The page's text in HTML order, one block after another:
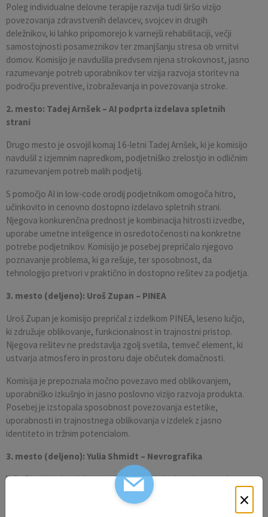
Poleg individualne delovne terapije razvija tudi širšo vizijo
povezovanja zdravstvenih delavcev, svojcev in drugih
deležnikov, ki lahko pripomorejo k varnejši rehabilitaciji, večji
samostojnosti posameznikov ter zmanjšanju stresa ob vrnitvi
domov. Komisijo je navdušila predvsem njena strokovnost, jasno
razumevanje potreb uporabnikov ter vizija razvoja storitev na
področju preventive, izobraževanja in povezovanja stroke.
2. mesto: Tadej Arnšek – AI podprta izdelava spletnih
strani
Drugo mesto je osvojil komaj 16-letni Tadej Arnšek, ki je komisijo
navdušil z izjemnim napredkom, podjetniško zrelostjo in odličnim
razumevanjem potreb malih podjetij.
S pomočjo AI in low-code orodij podjetnikom omogoča hitro,
učinkovito in cenovno dostopno izdelavo spletnih strani.
Njegova konkurenčna prednost je kombinacija hitrosti izvedbe,
uporabe umetne inteligence in osredotočenosti na konkretne
potrebe podjetnikov. Komisijo je posebej prepričalo njegovo
poznavanje problema, ki ga rešuje, ter sposobnost, da
tehnologijo pretvori v praktično in dostopno rešitev za podjetja.
3. mesto (deljeno): Uroš Zupan – PINEA
Uroš Zupan je komisijo prepričal z izdelkom PINEA, leseno lučjo,
ki združuje oblikovanje, funkcionalnost in trajnostni pristop.
Njegova rešitev ne predstavlja zgolj svetila, temveč element, ki
ustvarja atmosfero in prostoru daje občutek domačnosti.
Komisija je prepoznala močno povezavo med oblikovanjem,
uporabniško izkušnjo in jasno poslovno vizijo razvoja produkta.
Posebej je izstopala sposobnost povezovanja estetike,
uporabnosti in trajnostnega oblikovanja v izdelek z jasno
identiteto in tržnim potencialom.
3. mesto (deljeno): Yulia Shmidt – Nevrografika
Yulia Shmidt je komisijo prepričala z inovativnim pristopom k
obvladovanju mentalne preobremenjenosti, ki postaja eden
×